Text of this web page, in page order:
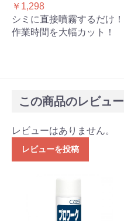
￥1,298
シミに直接噴霧するだけ！
作業時間を大幅カット！
この商品のレビュー
レビューはありません。
レビューを投稿